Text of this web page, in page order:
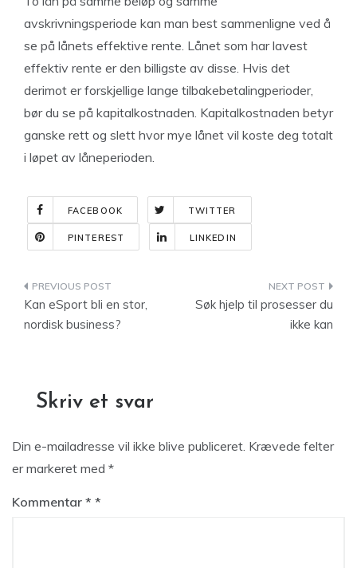
avskrivningsperiode kan man best sammenligne ved å
se på lånets effektive rente. Lånet som har lavest
effektiv rente er den billigste av disse. Hvis det
derimot er forskjellige lange tilbakebetalingperioder,
bør du se på kapitalkostnaden. Kapitalkostnaden betyr
ganske rett og slett hvor mye lånet vil koste deg totalt
i løpet av låneperioden.
FACEBOOK TWITTER
PINTEREST LINKEDIN
Indlægsnavigation
Kan eSport bli en stor,
nordisk business?
Søk hjelp til prosesser du
ikke kan
Skriv et svar
Din e-mailadresse vil ikke blive publiceret. Krævede felter
er markeret med *
Kommentar *